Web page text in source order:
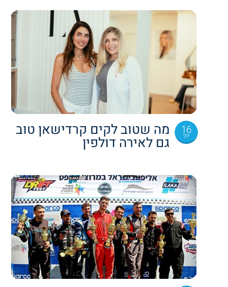
16
יול מה שטוב לקים קרדישאן טוב
גם לאירה דולפין